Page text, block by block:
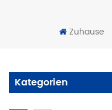
Zuhause
Kategorien